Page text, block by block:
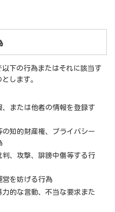
下の行為またはそれに該当す
します。
または他者の情報を登録す
知的財産権、プライバシー
、攻撃、誹謗中傷等する行
営を妨げる行為
的な言動、不当な要求また